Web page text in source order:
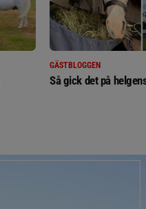
GÄSTBLOGGEN
Så gick det på